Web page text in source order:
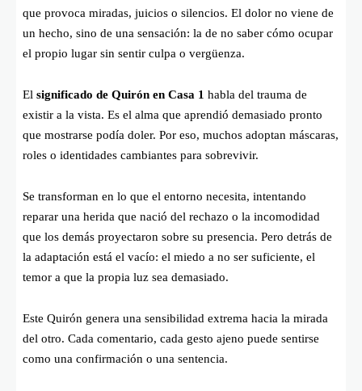
que provoca miradas, juicios o silencios. El dolor no viene de
un hecho, sino de una sensación: la de no saber cómo ocupar
el propio lugar sin sentir culpa o vergüenza.
El significado de Quirón en Casa 1 habla del trauma de
existir a la vista. Es el alma que aprendió demasiado pronto
que mostrarse podía doler. Por eso, muchos adoptan máscaras,
roles o identidades cambiantes para sobrevivir.
Se transforman en lo que el entorno necesita, intentando
reparar una herida que nació del rechazo o la incomodidad
que los demás proyectaron sobre su presencia. Pero detrás de
la adaptación está el vacío: el miedo a no ser suficiente, el
temor a que la propia luz sea demasiado.
Este Quirón genera una sensibilidad extrema hacia la mirada
del otro. Cada comentario, cada gesto ajeno puede sentirse
como una confirmación o una sentencia.